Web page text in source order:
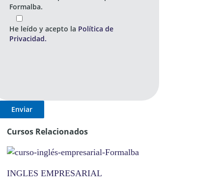
Formalba.
He leído y acepto la Política de
Privacidad.
Cursos Relacionados
INGLES EMPRESARIAL